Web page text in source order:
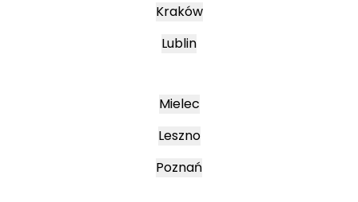
Kraków
Lublin
Mielec
Leszno
Poznań